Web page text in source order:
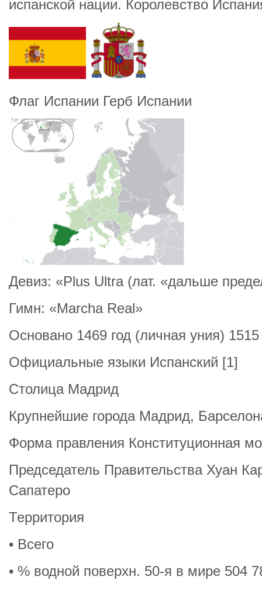
испанской нации. Королевство
Флаг Испании Герб Испании
Девиз: «Plus Ultra (лат. «дальше
Гимн: «Marcha Real»
Основано 1469 год (личная уния)
Официальные языки Испанский [1]
Столица Мадрид
Крупнейшие города Мадрид,
Форма правления Конституционная
Председатель Правительства Хуан
Сапатеро
Территория
• Всего
• % водной поверхн. 50-я в мире 504